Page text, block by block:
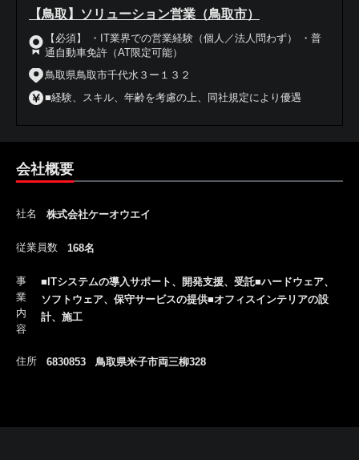
【鳥取】ソリューション営業（鳥取市）
【必須】 ・IT業界での営業経験（個人／法人問わず） ・普
通自動車免許（AT限定可能）
鳥取県鳥取市千代水３ー１３２
■経験、スキル、年齢を考慮の上、同社規定により優遇
会社概要
社名 株式会社ケーオウエイ
従業員数 168名
事
業
内
容
■ITシステムの導入サポート、開発支援、受託■ハードウェア、
ソフトウェア、保守サービスの提供■オフィスインテリアの設
計、施工
住所 6830853 鳥取県米子市両三柳328